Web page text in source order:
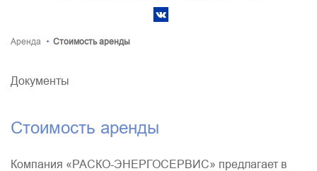
Аренда Стоимость аренды
Документы
Стоимость аренды
Компания «РАСКО-ЭНЕРГОСЕРВИС» предлагает в